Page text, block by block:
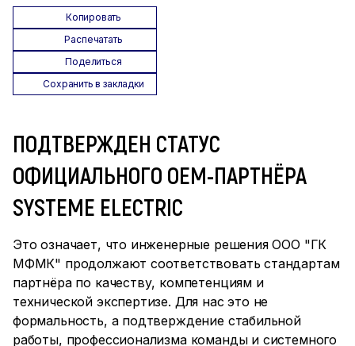
Копировать
Распечатать
Поделиться
Сохранить в закладки
ПОДТВЕРЖДЕН СТАТУС
ОФИЦИАЛЬНОГО OEM-ПАРТНЁРА
SYSTEME ELECTRIC
Это означает, что инженерные решения ООО "ГК
МФМК" продолжают соответствовать стандартам
партнёра по качеству, компетенциям и
технической экспертизе. Для нас это не
формальность, а подтверждение стабильной
работы, профессионализма команды и системного